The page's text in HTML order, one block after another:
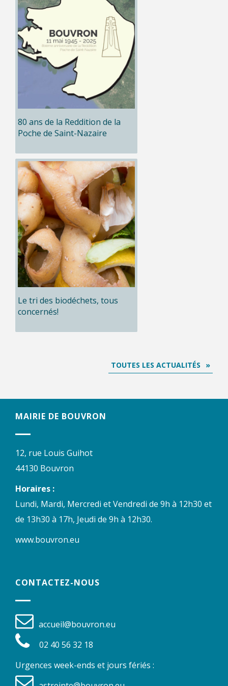
80 ans de la Reddition de la
Poche de Saint-Nazaire
Le tri des biodéchets, tous
concernés!
TOUTES LES ACTUALITÉS
MAIRIE DE BOUVRON
12, rue Louis Guihot
44130 Bouvron
Horaires :
Lundi, Mardi, Mercredi et Vendredi de 9h à 12h30 et
de 13h30 à 17h, Jeudi de 9h à 12h30.
www.bouvron.eu
CONTACTEZ-NOUS
accueil@bouvron.eu
02 40 56 32 18
Urgences week-ends et jours fériés :